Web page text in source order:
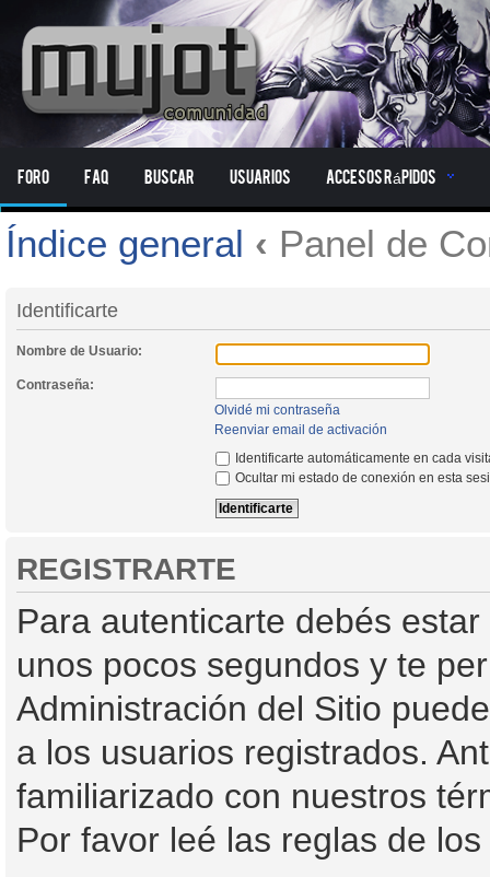
Foro FAQ Buscar Usuarios Accesos Rápidos
Índice general ‹ Panel de
Identificarte
Nombre de Usuario:
Contraseña:
Olvidé mi contraseña
Reenviar email de activación
Identificarte automáticamente en cada
Ocultar mi estado de conexión en esta
REGISTRARTE
Para autenticarte debés
unos pocos segundos y te
Administración del Sitio
a los usuarios registrados.
familiarizado con nuestros
Por favor leé las reglas de